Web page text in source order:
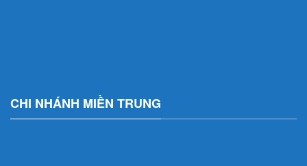
CHI NHÁNH MIỀN TRUNG